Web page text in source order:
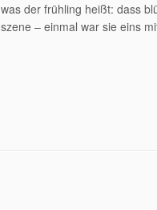
was der frühling heißt: dass
szene – einmal war sie eins